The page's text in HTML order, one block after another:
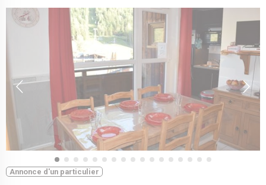
Annonce d'un particulier